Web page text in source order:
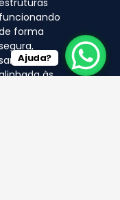
funcionando
forma
e
às
Ajuda?